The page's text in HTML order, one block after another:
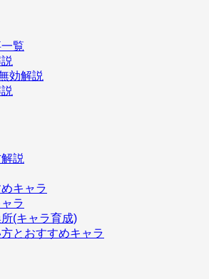
覧
効解説
説
キャラ
ラ
(キャラ育成)
とおすすめキャラ